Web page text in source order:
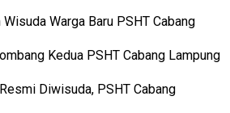
Warga Baru PSHT Cabang
Kedua PSHT Cabang Lampung
Diwisuda, PSHT Cabang